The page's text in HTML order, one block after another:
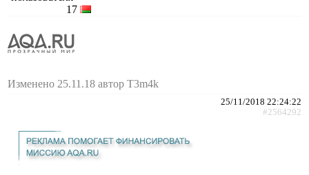
17
Изменено 25.11.18 автор T3m4k
25/11/2018 22:24:22
#2564292